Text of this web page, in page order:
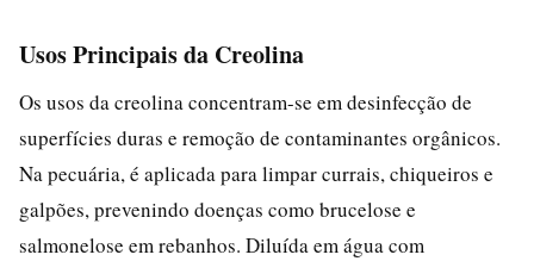
Usos Principais da Creolina
Os usos da creolina concentram-se em desinfecção de
superfícies duras e remoção de contaminantes orgânicos.
Na pecuária, é aplicada para limpar currais, chiqueiros e
galpões, prevenindo doenças como brucelose e
salmonelose em rebanhos. Diluída em água com